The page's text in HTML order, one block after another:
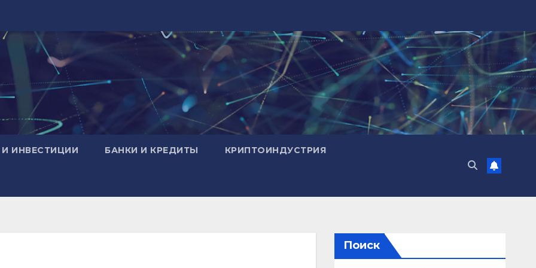
И ИНВЕСТИЦИИ БАНКИ И КРЕДИТЫ КРИПТОИНДУСТРИЯ
Поиск